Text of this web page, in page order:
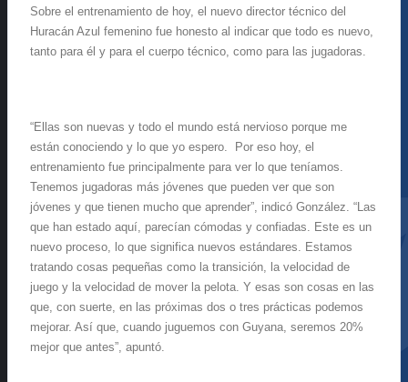
Sobre el entrenamiento de hoy, el nuevo director técnico del
Huracán Azul femenino fue honesto al indicar que todo es nuevo,
tanto para él y para el cuerpo técnico, como para las jugadoras.
“Ellas son nuevas y todo el mundo está nervioso porque me
están conociendo y lo que yo espero. Por eso hoy, el
entrenamiento fue principalmente para ver lo que teníamos.
Tenemos jugadoras más jóvenes que pueden ver que son
jóvenes y que tienen mucho que aprender”, indicó González. “Las
que han estado aquí, parecían cómodas y confiadas. Este es un
nuevo proceso, lo que significa nuevos estándares. Estamos
tratando cosas pequeñas como la transición, la velocidad de
juego y la velocidad de mover la pelota. Y esas son cosas en las
que, con suerte, en las próximas dos o tres prácticas podemos
mejorar. Así que, cuando juguemos con Guyana, seremos 20%
mejor que antes”, apuntó.